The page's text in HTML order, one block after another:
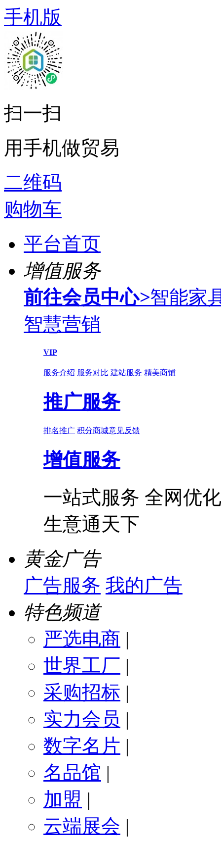
手机版
扫一扫
用手机做贸易
二维码
购物车
平台首页
增值服务
前往会员中心>智能家
智慧营销
VIP
服务介绍 服务对比 建站服务 精美商铺
推广服务
排名推广 积分商城意见反馈
增值服务
一站式服务 全网优
生意通天下
黄金广告
广告服务 我的广告
特色频道
严选电商 |
世界工厂 |
采购招标 |
实力会员 |
数字名片 |
名品馆 |
加盟 |
云端展会 |